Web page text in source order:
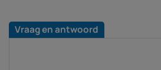
Vraag en antwoord